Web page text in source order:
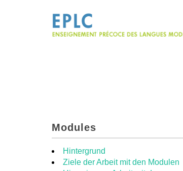
Modules
Hintergrund
Ziele der Arbeit mit den Modulen